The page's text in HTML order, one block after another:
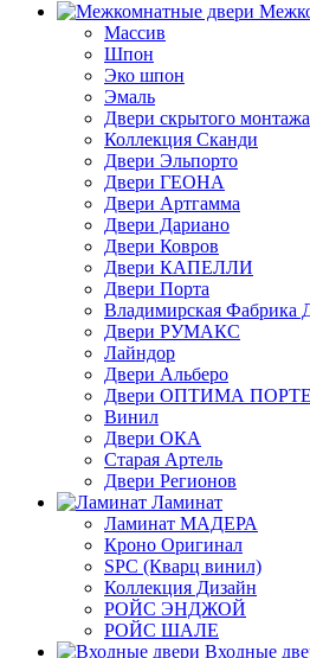
Массив
Шпон
Эко шпон
Эмаль
Двери скрытого монтажа
Коллекция Сканди
Двери Эльпорто
Двери ГЕОНА
Двери Артгамма
Двери Дариано
Двери Ковров
Двери КАПЕЛЛИ
Двери Порта
Владимирская Фабрика
Двери РУМАКС
Лайндор
Двери Альберо
Двери ОПТИМА ПОРТЕ
Винил
Двери ОКА
Старая Артель
Двери Регионов
Ламинат
Ламинат МАДЕРА
Кроно Оригинал
SPC (Кварц винил)
Коллекция Дизайн
РОЙС ЭНДЖОЙ
РОЙС ШАЛЕ
Входные